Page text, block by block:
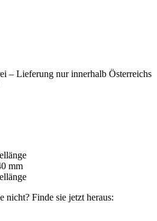
– Lieferung nur innerhalb Österreichs
mm
nicht? Finde sie jetzt heraus: